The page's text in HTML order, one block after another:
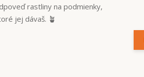
rastliny na podmienky,
jej dávaš. 🪴